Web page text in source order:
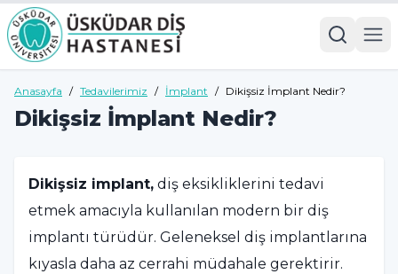
Anasayfa / Tedavilerimiz / İmplant / Dikişsiz İmplant Nedir?
Dikişsiz İmplant Nedir?
Dikişsiz implant, diş eksikliklerini tedavi
etmek amacıyla kullanılan modern bir diş
implantı türüdür. Geleneksel diş implantlarına
kıyasla daha az cerrahi müdahale gerektirir.